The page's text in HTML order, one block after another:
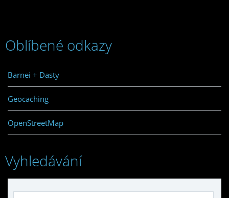
Oblíbené odkazy
Barnei + Dasty
Geocaching
OpenStreetMap
Vyhledávání